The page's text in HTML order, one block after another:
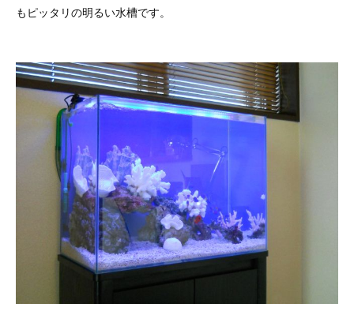
もピッタリの明るい水槽です。